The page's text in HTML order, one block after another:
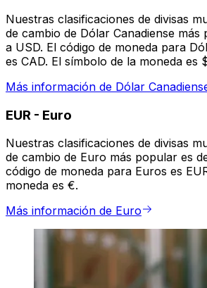
Nuestras clasificaciones de divisas
de cambio de Dólar Canadiense más
a USD. El código de moneda para
es CAD. El símbolo de la moneda es
Más información de Dólar
EUR - Euro
Nuestras clasificaciones de divisas
de cambio de Euro más popular es
código de moneda para Euros es
moneda es €.
Más información de Euro